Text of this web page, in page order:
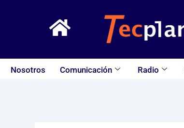
Nosotros Comunicación Radio